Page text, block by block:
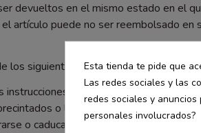
devueltos en el mismo estado en el
artículo puede no ser reembolsado en
los siguientes productos:
o personalizados.
o los herméticamente cerrados.
o caducar con rapidez (por ejemplo
Esta tienda te pide que
Las redes sociales y las
redes sociales y
personales involucrados?